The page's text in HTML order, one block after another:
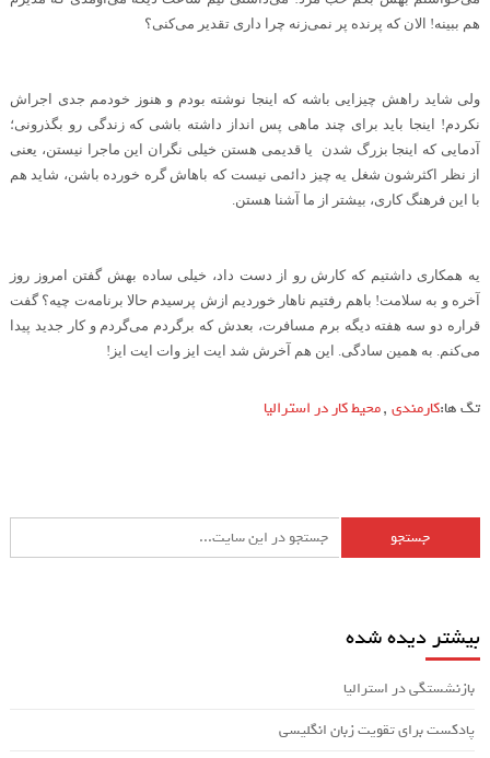
هم ببینه! الان که پرنده پر نمی‌زنه چرا داری تقدیر می‌کنی؟
ولی شاید راهش چیزایی باشه که اینجا نوشته بودم و هنوز خودمم جدی اجراش
نکردم! اینجا باید برای چند ماهی پس انداز داشته باشی که زندگی رو بگذرونی؛
آدمایی که اینجا بزرگ شدن یا قدیمی هستن خیلی نگران این ماجرا نیستن، یعنی
از نظر اکثرشون شغل یه چیز دائمی نیست که باهاش گره خورده باشن، شاید هم
با این فرهنگ کاری، بیشتر از ما آشنا هستن.
یه همکاری داشتیم که کارش رو از دست داد، خیلی ساده بهش گفتن امروز روز
آخره و به سلامت! باهم رفتیم ناهار خوردیم ازش پرسیدم حالا برنامه‌ت چیه؟ گفت
قراره دو سه هفته دیگه برم مسافرت، بعدش که برگردم می‌گردم و کار جدید پیدا
می‌کنم. به همین سادگی. این هم آخرش شد ایت ایز وات ایت ایز !
تگ ها:کارمندی ,محیط کار در استرالیا
بیشتر دیده شده
بازنشستگی در استرالیا
پادکست برای تقویت زبان انگلیسی